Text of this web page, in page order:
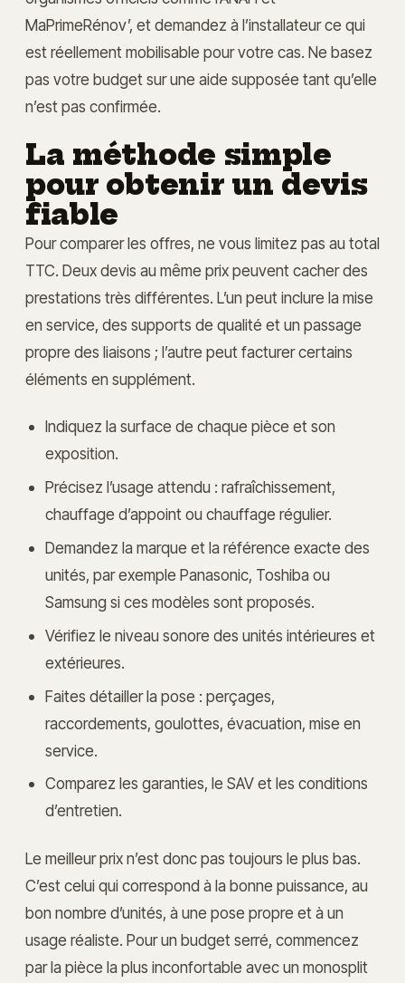
MaPrimeRénov’, et demandez à l’installateur ce qui
est réellement mobilisable pour votre cas. Ne basez
pas votre budget sur une aide supposée tant qu’elle
n’est pas confirmée.
La méthode simple
pour obtenir un devis
fiable
Pour comparer les offres, ne vous limitez pas au total
TTC. Deux devis au même prix peuvent cacher des
prestations très différentes. L’un peut inclure la mise
en service, des supports de qualité et un passage
propre des liaisons ; l’autre peut facturer certains
éléments en supplément.
Indiquez la surface de chaque pièce et son
exposition.
Précisez l’usage attendu : rafraîchissement,
chauffage d’appoint ou chauffage régulier.
Demandez la marque et la référence exacte des
unités, par exemple Panasonic, Toshiba ou
Samsung si ces modèles sont proposés.
Vérifiez le niveau sonore des unités intérieures et
extérieures.
Faites détailler la pose : perçages,
raccordements, goulottes, évacuation, mise en
service.
Comparez les garanties, le SAV et les conditions
d’entretien.
Le meilleur prix n’est donc pas toujours le plus bas.
C’est celui qui correspond à la bonne puissance, au
bon nombre d’unités, à une pose propre et à un
usage réaliste. Pour un budget serré, commencez
par la pièce la plus inconfortable avec un monosplit